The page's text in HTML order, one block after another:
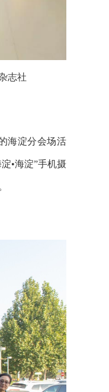
志社
海淀分会场活
•海淀”手机摄